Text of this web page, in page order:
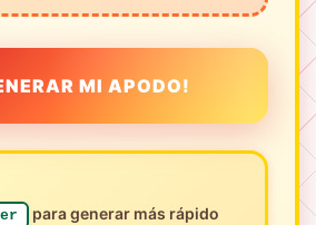
MI APODO!
para generar más rápido